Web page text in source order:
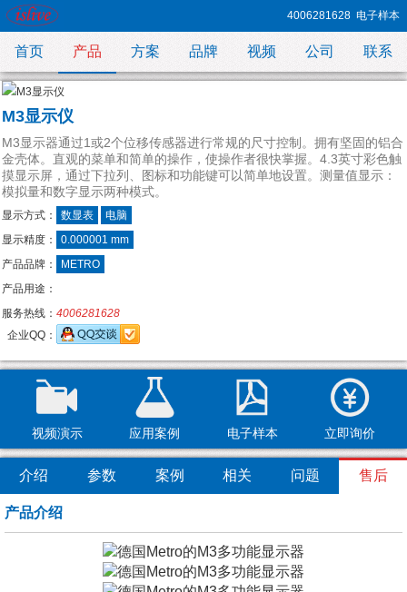
4006281628 电子样本
首页 产品 方案 品牌 视频 公司 联系
M3显示仪
M3显示器通过1或2个位移传感器进行常规的尺寸控制。拥有坚固的铝合
金壳体。直观的菜单和简单的操作，使操作者很快掌握。4.3英寸彩色触
摸显示屏，通过下拉列、图标和功能键可以简单地设置。测量值显示：
模拟量和数字显示两种模式。
显示方式： 数显表
电脑
显示精度：
0.000001 mm
产品品牌：
METRO
产品用途：
服务热线： 4006281628
企业QQ：
视频演示 应用案例 电子样本 立即询价
介绍 参数 案例 相关 问题 售后
产品介绍